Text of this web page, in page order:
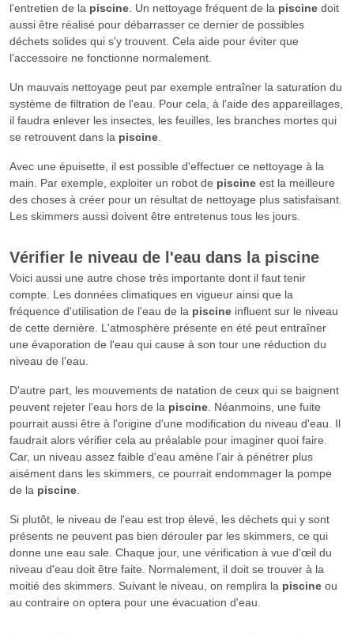
l'entretien de la piscine. Un nettoyage fréquent de la piscinedoit
aussi être réalisé pour débarrasser ce dernier de possibles
déchets solides qui s'y trouvent. Cela aide pour éviter que
l'accessoire ne fonctionne normalement.
Un mauvais nettoyage peut par exemple entraîner la saturation du
système de filtration de l'eau. Pour cela, à l'aide des appareillages,
il faudra enlever les insectes, les feuilles, les branches mortes qui
se retrouvent dans la piscine.
Avec une épuisette, il est possible d'effectuer ce nettoyage à la
main. Par exemple, exploiter un robot de piscineest la meilleure
des choses à créer pour un résultat de nettoyage plus satisfaisant.
Les skimmers aussi doivent être entretenus tous les jours.
Vérifier le niveau de l'eau dans la piscine
Voici aussi une autre chose très importante dont il faut tenir
compte. Les données climatiques en vigueur ainsi que la
fréquence d'utilisation de l'eau de la piscineinfluent sur le niveau
de cette dernière. L'atmosphère présente en été peut entraîner
une évaporation de l'eau qui cause à son tour une réduction du
niveau de l'eau.
D'autre part, les mouvements de natation de ceux qui se baignent
peuvent rejeter l'eau hors de la piscine. Néanmoins, une fuite
pourrait aussi être à l'origine d'une modification du niveau d'eau. Il
faudrait alors vérifier cela au préalable pour imaginer quoi faire.
Car, un niveau assez faible d'eau amène l'air à pénétrer plus
aisément dans les skimmers, ce pourrait endommager la pompe
de la piscine.
Si plutôt, le niveau de l'eau est trop élevé, les déchets qui y sont
présents ne peuvent pas bien dérouler par les skimmers, ce qui
donne une eau sale. Chaque jour, une vérification à vue d'œil du
niveau d'eau doit être faite. Normalement, il doit se trouver à la
moitié des skimmers. Suivant le niveau, on remplira la piscineou
au contraire on optera pour une évacuation d'eau.